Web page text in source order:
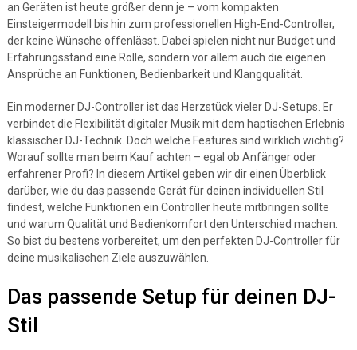
an Geräten ist heute größer denn je – vom kompakten
Einsteigermodell bis hin zum professionellen High-End-Controller,
der keine Wünsche offenlässt. Dabei spielen nicht nur Budget und
Erfahrungsstand eine Rolle, sondern vor allem auch die eigenen
Ansprüche an Funktionen, Bedienbarkeit und Klangqualität.
Ein moderner DJ-Controller ist das Herzstück vieler DJ-Setups. Er
verbindet die Flexibilität digitaler Musik mit dem haptischen Erlebnis
klassischer DJ-Technik. Doch welche Features sind wirklich wichtig?
Worauf sollte man beim Kauf achten – egal ob Anfänger oder
erfahrener Profi? In diesem Artikel geben wir dir einen Überblick
darüber, wie du das passende Gerät für deinen individuellen Stil
findest, welche Funktionen ein Controller heute mitbringen sollte
und warum Qualität und Bedienkomfort den Unterschied machen.
So bist du bestens vorbereitet, um den perfekten DJ-Controller für
deine musikalischen Ziele auszuwählen.
Das passende Setup für deinen DJ-
Stil